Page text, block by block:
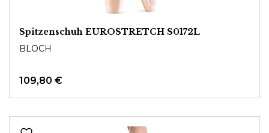
Spitzenschuh EUROSTRETCH S0172L
BLOCH
109,80 €